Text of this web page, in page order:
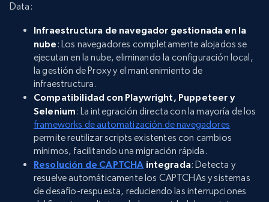
Data:
Infraestructura de navegador gestionada en la
nube : Los navegadores completamente alojados se
ejecutan en la nube, eliminando la configuración local,
la gestión de Proxy y el mantenimiento de
infraestructura.
Compatibilidad con Playwright, Puppeteer y
Selenium: La integración directa con la mayoría de los
frameworks de automatización de navegadores
permite reutilizar scripts existentes con cambios
mínimos, facilitando una migración rápida.
Resolución de CAPTCHA integrada: Detecta y
resuelve automáticamente los CAPTCHAs y sistemas
de desafío-respuesta, reduciendo las interrupciones